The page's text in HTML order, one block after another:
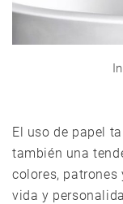
El uso de papel
también una
colores, patrones
vida y